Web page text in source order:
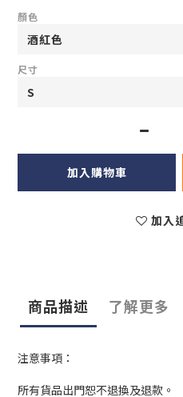
顏色
尺寸
加入購物車
加入
商品描述 了解更多
注意事項：
所有貨品出門恕不退換及退款。